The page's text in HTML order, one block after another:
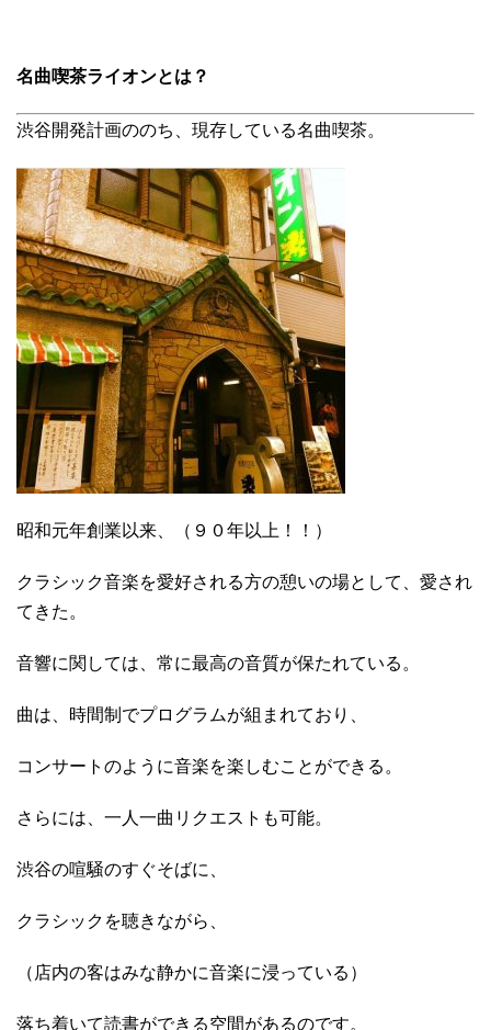
名曲喫茶ライオンとは？
渋谷開発計画ののち、現存している名曲喫茶。
昭和元年創業以来、（９０年以上！！）
クラシック音楽を愛好される方の憩いの場として、愛され
てきた。
音響に関しては、常に最高の音質が保たれている。
曲は、時間制でプログラムが組まれており、
コンサートのように音楽を楽しむことができる。
さらには、一人一曲リクエストも可能。
渋谷の喧騒のすぐそばに、
クラシックを聴きながら、
（店内の客はみな静かに音楽に浸っている）
落ち着いて読書ができる空間があるのです。